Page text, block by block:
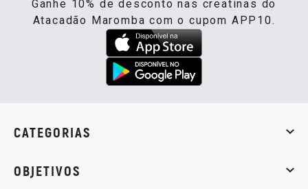
Ganhe 10% de desconto nas creatinas do
Atacadão Maromba com o cupom APP10.
CATEGORIAS
OBJETIVOS